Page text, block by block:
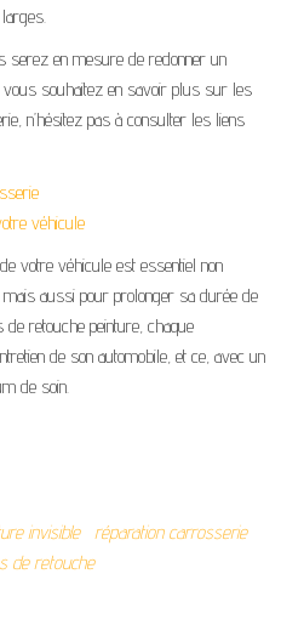
serez en mesure de redonner un
vous souhaitez en savoir plus sur les
n’hésitez pas à consulter les liens
véhicule
votre véhicule est essentiel non
aussi pour prolonger sa durée de
retouche peinture, chaque
de son automobile, et ce, avec un
de soin.
invisible
réparation carrosserie
de retouche